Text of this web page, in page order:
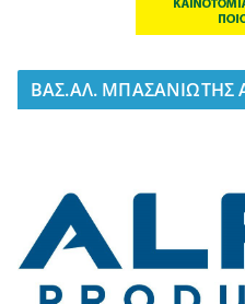
BΑΣ.ΑΛ. ΜΠΑΣΑΝΙΩΤΗΣ